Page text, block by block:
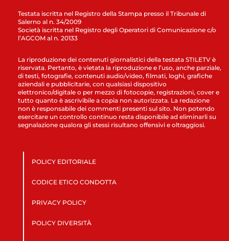
Testata iscritta nel Registro della Stampa presso il Tribunale di
Salerno al n. 34/2009
Società iscritta nel Registro degli Operatori di Comunicazione c/o
l’AGCOM al n. 20133
La riproduzione dei contenuti giornalistici della testata STILETV è
riservata. Pertanto, è vietata la riproduzione e l’uso, anche parziale,
di testi, fotografie, contenuti audio/video, filmati, loghi, grafiche
aziendali e pubblicitarie, con qualsiasi dispositivo
elettronico/digitale o per mezzo di fotocopie, registrazioni, cover e
tutto quanto è ascrivibile a copia non autorizzata. La redazione
non è responsabile dei commenti presenti sul sito. Non potendo
esercitare un controllo continuo resta disponibile ad eliminarli su
segnalazione qualora gli stessi risultano offensivi e oltraggiosi.
POLICY EDITORIALE
CODICE ETICO CONDOTTA
PRIVACY POLICY
POLICY DIVERSITÀ